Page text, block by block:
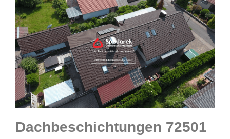
Dachbeschichtungen 72501